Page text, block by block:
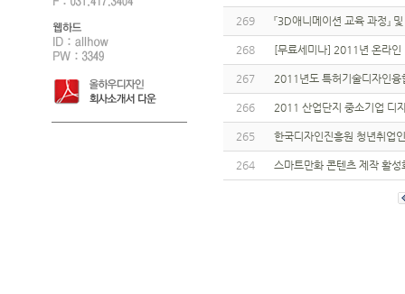
269 『3D애니메이션 교육 과정』
268 [무료세미나] 2011년 온라인
267 2011년도 특허기술디자인
266 2011 산업단지 중소기업 디
265 한국디자인진흥원 청년취업
264 스마트만화 콘텐츠 제작 활